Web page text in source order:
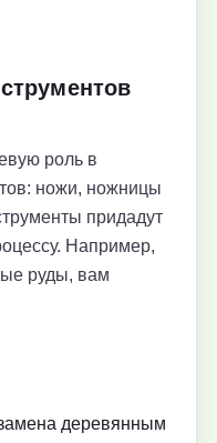
роль в
ножи, ножницы
придадут
Например,
руды, вам
деревянным